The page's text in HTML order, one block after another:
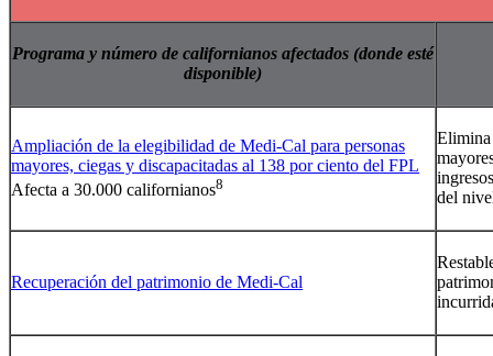
Programa y número de californianos afectados (donde esté
disponible)
Ampliación de la elegibilidad de Medi-Cal para personas
mayores, ciegas y discapacitadas al 138 por ciento del FPL
Afecta a 30.000 californianos8
Elimina
del
Recuperación del patrimonio de Medi-Cal